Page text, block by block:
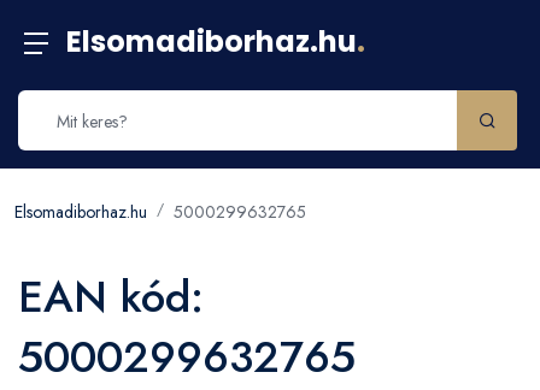
Elsomadiborhaz.hu.
Elsomadiborhaz.hu 5000299632765
EAN kód:
5000299632765